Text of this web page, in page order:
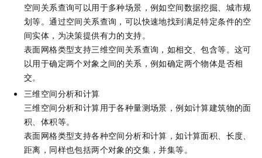
空间关系查询可以用于多种场景，例如空间数据挖掘、城市规
划等。通过空间关系查询，可以快速地找到满足特定条件的空
间实体，为决策提供有力的支持。
表面网格类型支持三维空间关系查询，如相交、包含等。这可
以用于确定两个对象之间的关系，例如确定两个物体是否相
交。
三维空间分析和计算
三维空间分析和计算用于各种量测场景，例如计算建筑物的面
积、体积等。
表面网格类型支持各种空间分析和计算，如计算面积、长度、
距离，同样也包括两个对象的交集，并集等。